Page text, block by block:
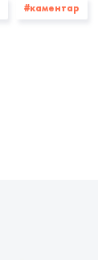
#каментар